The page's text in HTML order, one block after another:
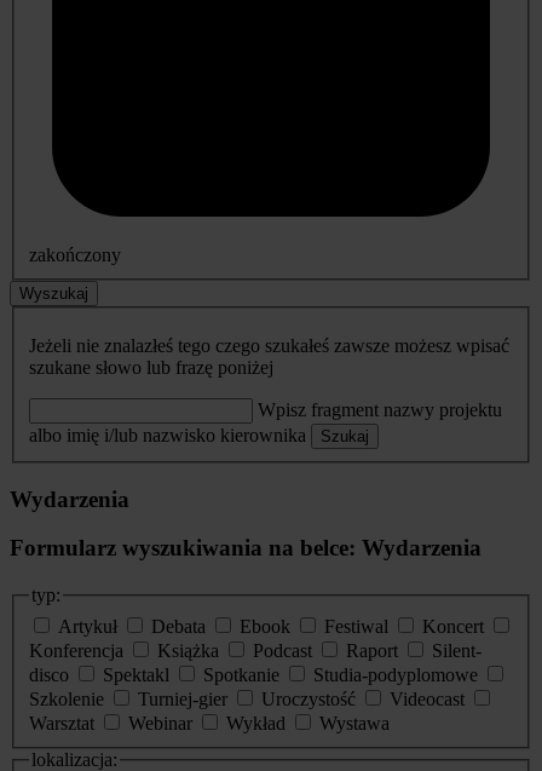
zakończony
Wyszukaj
Jeżeli nie znalazłeś tego czego szukałeś zawsze możesz wpisać
szukane słowo lub frazę poniżej
Wpisz fragment nazwy projektu
albo imię i/lub nazwisko kierownika
Szukaj
Wydarzenia
Formularz wyszukiwania na belce: Wydarzenia
typ:
Artykuł
Debata Ebook Festiwal
Koncert
Konferencja
Książka Podcast Raport
Silent-
disco
Spektakl Spotkanie
Studia-podyplomowe
Szkolenie
Turniej-gier Uroczystość
Videocast
Warsztat
Webinar Wykład
Wystawa
lokalizacja: